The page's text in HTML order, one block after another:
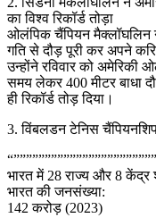
का विश्व रिकॉर्ड तोड़ा
ओलंपिक चैंपियन मैक्लॉघलिन
गति से दौड़ पूरी कर अपने
उन्होंने रविवार को
समय लेकर 400 मीटर बाधा
ही रिकॉर्ड तोड़ दिया।
3. विंबलडन टेनिस
भारत में 28 राज्य और 8 केंद्र
भारत की जनसंख्या:
142 करोड़ (2023)